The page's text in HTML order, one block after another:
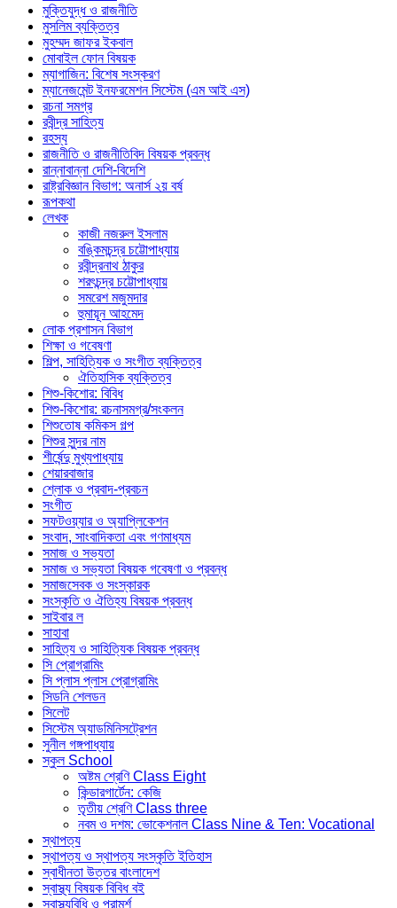
মুক্তিযুদ্ধ ও রাজনীতি
মুসলিম ব্যক্তিত্ব
মুহম্মদ জাফর ইকবাল
মোবাইল ফোন বিষয়ক
ম্যাগাজিন: বিশেষ সংস্করণ
ম্যানেজমেন্ট ইনফরমেশন সিস্টেম (এম আই এস)
রচনা সমগ্র
রবীন্দ্র সাহিত্য
রহস্য
রাজনীতি ও রাজনীতিবিদ বিষয়ক প্রবন্ধ
রান্নাবান্না দেশি-বিদেশি
রাষ্ট্রবিজ্ঞান বিভাগ: অনার্স ২য় বর্ষ
রূপকথা
লেখক
কাজী নজরুল ইসলাম
বঙ্কিমচন্দ্র চট্টোপাধ্যায়
রবীন্দ্রনাথ ঠাকুর
শরৎচন্দ্র চট্টোপাধ্যায়
সমরেশ মজুমদার
হুমায়ূন আহমেদ
লোক প্রশাসন বিভাগ
শিক্ষা ও গবেষণা
শিল্প, সাহিত্যিক ও সংগীত ব্যক্তিত্ব
ঐতিহাসিক ব্যক্তিত্ব
শিশু-কিশোর: বিবিধ
শিশু-কিশোর: রচনাসমগ্র/সংকলন
শিশুতোষ কমিকস গল্প
শিশুর সুন্দর নাম
শীর্ষেন্দু মুখ্যপাধ্যায়
শেয়ারবাজার
শ্লোক ও প্রবাদ-প্রবচন
সংগীত
সফটওয়্যার ও অ্যাপ্লিকেশন
সংবাদ, সাংবাদিকতা এবং গণমাধ্যম
সমাজ ও সভ্যতা
সমাজ ও সভ্যতা বিষয়ক গবেষণা ও প্রবন্ধ
সমাজসেবক ও সংস্কারক
সংস্কৃতি ও ঐতিহ্য বিষয়ক প্রবন্ধ
সাইবার ল
সাহাবা
সাহিত্য ও সাহিত্যিক বিষয়ক প্রবন্ধ
সি প্রোগ্রামিং
সি প্লাস প্লাস প্রোগ্রামিং
সিডনি শেলডন
সিলেট
সিস্টেম অ্যাডমিনিসট্রেশন
সুনীল গঙ্গপাধ্যায়
স্কুল School
অষ্টম শ্রেণি Class Eight
কিন্ডারগার্টেন: কেজি
তৃতীয় শ্রেণি Class three
নবম ও দশম: ভোকেশনাল Class Nine & Ten: Vocational
স্থাপত্য
স্থাপত্য ও স্থাপত্য সংস্কৃতি ইতিহাস
স্বাধীনতা উত্তর বাংলাদেশ
স্বাস্থ্য বিষয়ক বিবিধ বই
স্বাস্থ্যবিধি ও পরামর্শ